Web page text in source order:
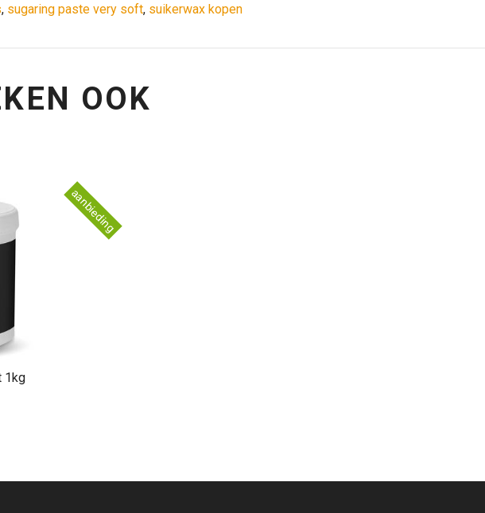
, sugaring paste very soft, suikerwax kopen
OOK
1kg